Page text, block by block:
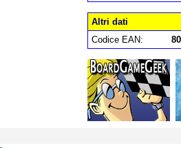
Altri dati
Codice EAN: